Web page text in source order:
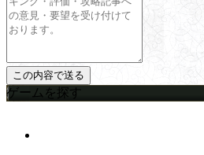
ゲームを探す